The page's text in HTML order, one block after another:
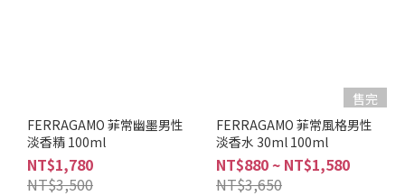
FERRAGAMO 菲常幽墨男性
淡香精 100ml
NT$1,780
NT$3,500
售完
FERRAGAMO 菲常風格男性
淡香水 30ml 100ml
NT$880 ~ NT$1,580
NT$3,650